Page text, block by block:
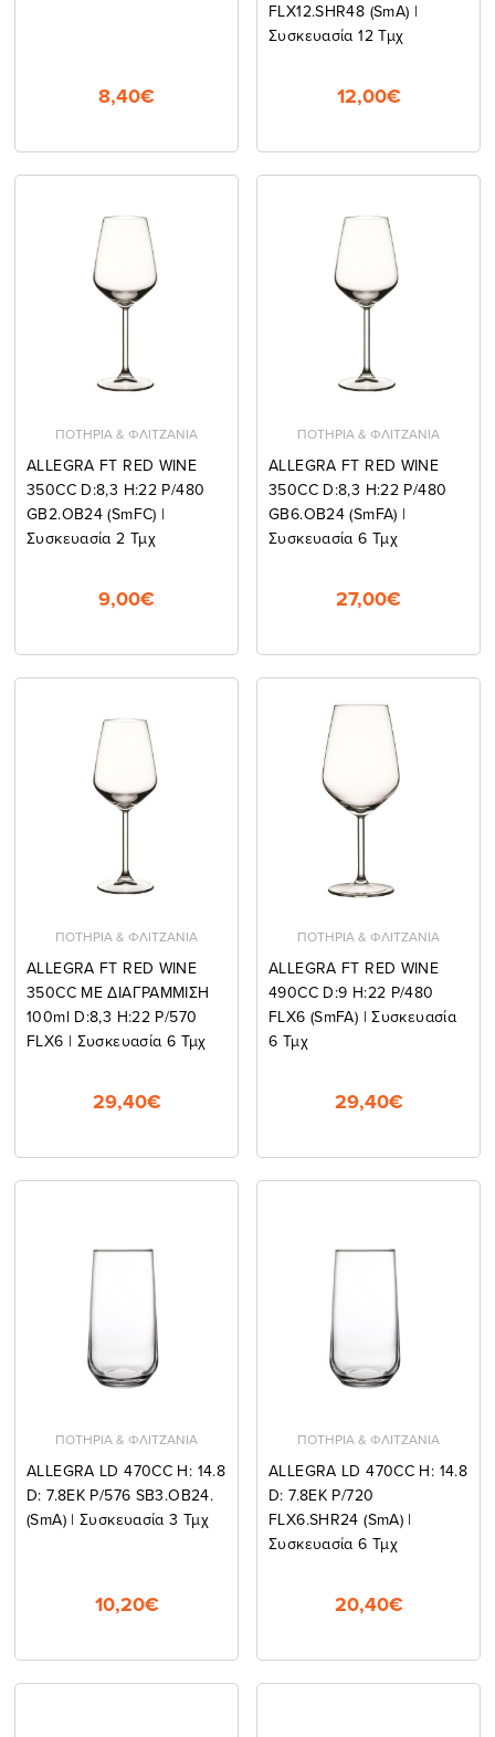
8,40€
FLX12.SHR48 (smA) |
Συσκευασία 12 Τμχ
12,00€
ΠΟΤΗΡΙΑ & ΦΛΙΤΖΑΝΙΑ
ALLEGRA FT RED WINE
350CC D:8,3 H:22 P/480
GB2.OB24 (smFC) |
Συσκευασία 2 Τμχ
9,00€
ΠΟΤΗΡΙΑ & ΦΛΙΤΖΑΝΙΑ
ALLEGRA FT RED WINE
350CC D:8,3 H:22 P/480
GB6.OB24 (smFA) |
Συσκευασία 6 Τμχ
27,00€
ΠΟΤΗΡΙΑ & ΦΛΙΤΖΑΝΙΑ
ALLEGRA FT RED WINE
350CC ΜΕ ΔΙΑΓΡΑΜΜΙΣΗ
100ml D:8,3 H:22 P/570
FLX6 | Συσκευασία 6 Τμχ
29,40€
ΠΟΤΗΡΙΑ & ΦΛΙΤΖΑΝΙΑ
ALLEGRA FT RED WINE
490CC D:9 H:22 P/480
FLX6 (smFA) | Συσκευασία
6 Τμχ
29,40€
ΠΟΤΗΡΙΑ & ΦΛΙΤΖΑΝΙΑ
ALLEGRA LD 470CC H: 14.8
D: 7.8EK P/576 SB3.OB24.
(smA) | Συσκευασία 3 Τμχ
10,20€
ΠΟΤΗΡΙΑ & ΦΛΙΤΖΑΝΙΑ
ALLEGRA LD 470CC H: 14.8
D: 7.8EK P/720
FLX6.SHR24 (smA) |
Συσκευασία 6 Τμχ
20,40€